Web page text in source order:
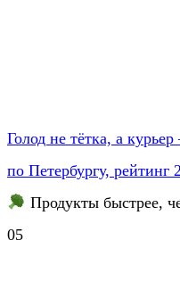
Голод не тётка, а
по Петербургу, рейтинг
Продукты быстрее,
05